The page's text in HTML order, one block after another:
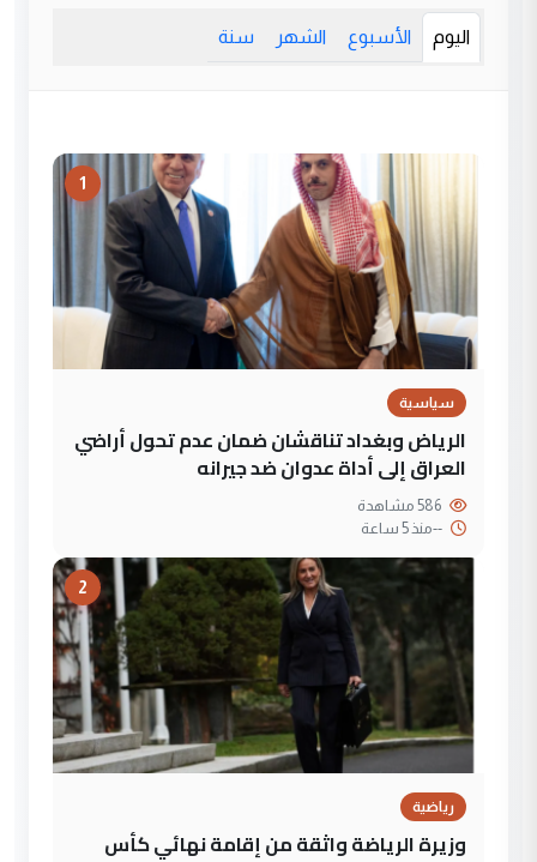
اليوم الأسبوع الشهر سنة
1
سياسية
الرياض وبغداد تناقشان ضمان عدم تحول أراضي
العراق إلى أداة عدوان ضد جيرانه
--منذ 5 ساعة
2
رياضية
وزيرة الرياضة واثقة من إقامة نهائي كأس